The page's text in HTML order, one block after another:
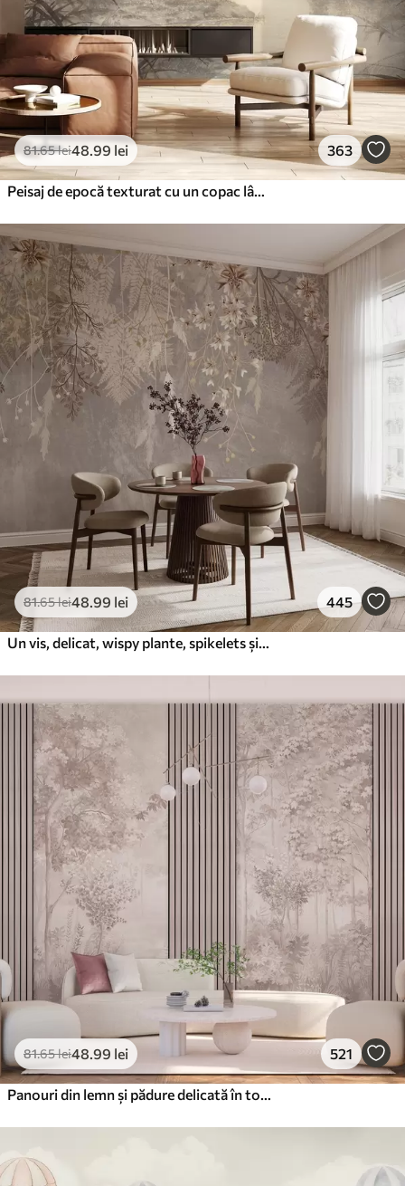
81.65lei48 .99 lei 363
81.65lei48 .99 lei 445
81.65lei48 .99 lei 521